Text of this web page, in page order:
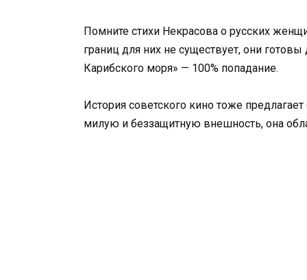
Помните стихи Некрасова о русских
границ для них не существует, они
Карибского моря» — 100% попадание.
История советского кино тоже
милую и беззащитную внешность, она